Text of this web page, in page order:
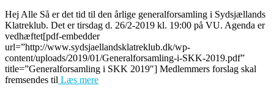
Hej Alle Så er det tid til den årlige generalforsamling i Sydsjællands
Klatreklub. Det er tirsdag d. 26/2-2019 kl. 19:00 på VU. Agenda er
vedhæftet[pdf-embedder
url=”http://www.sydsjaellandsklatreklub.dk/wp-
content/uploads/2019/01/Generalforsamling-i-SKK-2019.pdf”
title=”Generalforsamling i SKK 2019″] Medlemmers forslag skal
fremsendes til Læs mere